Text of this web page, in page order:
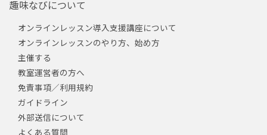
趣味なびについて
オンラインレッスン導入支援講座について
オンラインレッスンのやり方、始め方
主催する
教室運営者の方へ
免責事項／利用規約
ガイドライン
外部送信について
よくある質問